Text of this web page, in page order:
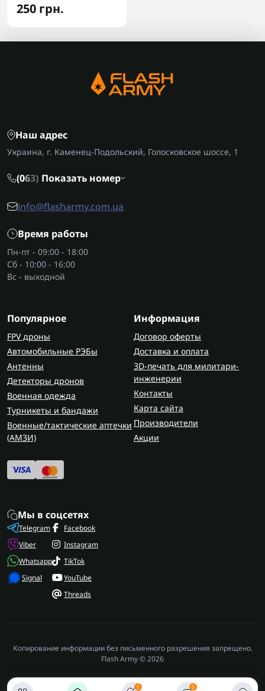
0 0
250 грн.
Наш адрес
Украина, г. Каменец-Подольский, Голосковское шоссе, 1
(063) Показать номер
info@flasharmy.com.ua
Время работы
Пн-пт - 09:00 - 18:00
Сб - 10:00 - 16:00
Вс - выходной
Популярное
FPV дроны
Автомобильные РЭБы
Антенны
Детекторы дронов
Военная одежда
Турникеты и бандажи
Военные/тактические аптечки
(AMЗИ)
Информация
Договор оферты
Доставка и оплата
3D-печать для милитари-
инженерии
Контакты
Карта сайта
Производители
Акции
Мы в соцсетях
Telegram
Viber
Whatsapp
Signal
Facebook
Instagram
TikTok
YouTube
Threads
Копирование информации без письменного разрешения запрещено.
Flash Army © 2026